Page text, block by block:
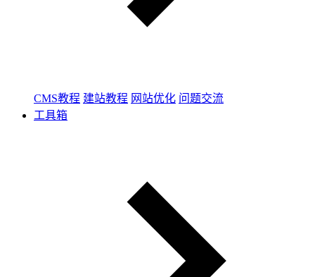
CMS教程 建站教程 网站优化 问题交流
工具箱